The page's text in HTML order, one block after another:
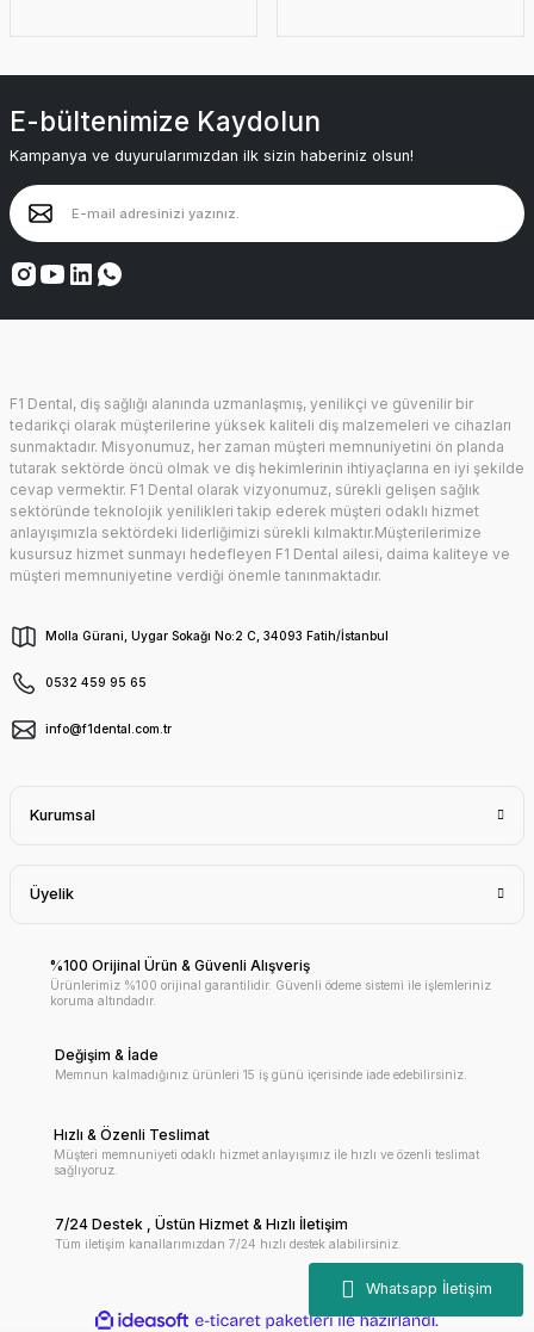
E-bültenimize Kaydolun
Kampanya ve duyurularımızdan ilk sizin haberiniz olsun!
F1 Dental, diş sağlığı alanında uzmanlaşmış, yenilikçi ve güvenilir bir
tedarikçi olarak müşterilerine yüksek kaliteli diş malzemeleri ve cihazları
sunmaktadır. Misyonumuz, her zaman müşteri memnuniyetini ön planda
tutarak sektörde öncü olmak ve diş hekimlerinin ihtiyaçlarına en iyi şekilde
cevap vermektir. F1 Dental olarak vizyonumuz, sürekli gelişen sağlık
sektöründe teknolojik yenilikleri takip ederek müşteri odaklı hizmet
anlayışımızla sektördeki liderliğimizi sürekli kılmaktır.Müşterilerimize
kusursuz hizmet sunmayı hedefleyen F1 Dental ailesi, daima kaliteye ve
müşteri memnuniyetine verdiği önemle tanınmaktadır.
Molla Gürani, Uygar Sokağı No:2 C, 34093 Fatih/İstanbul
0532 459 95 65
info@f1dental.com.tr
Kurumsal
Üyelik
%100 Orijinal Ürün & Güvenli Alışveriş
Ürünlerimiz %100 orijinal garantilidir. Güvenli ödeme sistemi ile işlemleriniz
koruma altındadır.
Değişim & İade
Memnun kalmadığınız ürünleri 15 iş günü içerisinde iade edebilirsiniz.
Hızlı & Özenli Teslimat
Müşteri memnuniyeti odaklı hizmet anlayışımız ile hızlı ve özenli teslimat
sağlıyoruz.
7/24 Destek , Üstün Hizmet & Hızlı İletişim
Tüm iletişim kanallarımızdan 7/24 hızlı destek alabilirsiniz.
ideasoft e- ile